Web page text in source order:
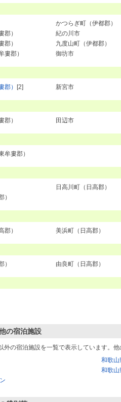
かつらぎ町（伊都郡）
郡）
紀の川市
郡）
九度山町（伊都郡）
婁郡）
御坊市
郡） [2] 新宮市
郡） 田辺市
牟婁郡）
日高川町（日高郡）
）
郡） 美浜町（日高郡）
） 由良町（日高郡）
の宿泊施設
外の宿泊施設を一覧で表示しています。他
和歌山
和歌山